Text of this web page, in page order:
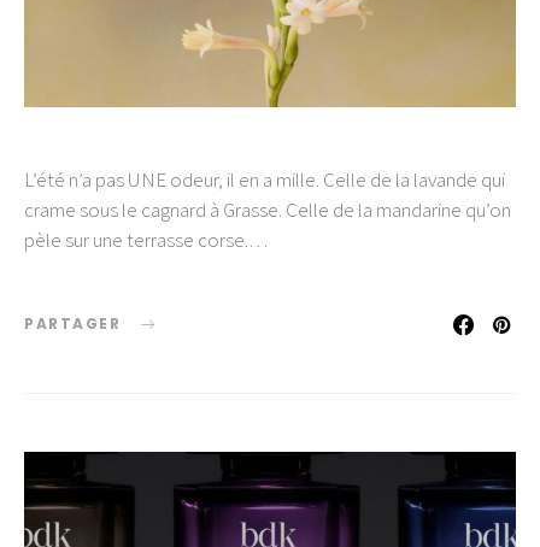
L’été n’a pas UNE odeur, il en a mille. Celle de la lavande qui
crame sous le cagnard à Grasse. Celle de la mandarine qu’on
pèle sur une terrasse corse.…
PARTAGER